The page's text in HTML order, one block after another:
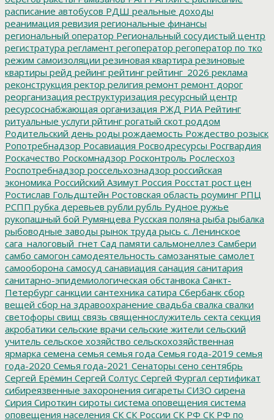
расписание автобусов РДШ реальные доходы
реанимация ревизия региональные финансы
региональный оператор Региональный сосудистый центр
регистратура регламент регоператор регоператор по тко
режим самоизоляции резиновая квартира резиновые
квартиры рейд рейинг рейтинг рейтинг_2026 реклама
реконструкция ректор религия ремонт ремонт дорог
реорганизация реструктуризация ресурсный центр
ресурсоснабжающая организация РЖД РИА Рейтинг
ритуальные услуги рйтинг рогатый скот роддом
Родительский день роды рождаемость Рождество розыск
Ропотребнадзор Росавиация Росводресурсы Росгвардия
Роскачество Роскомнадзор Росконтроль Рослесхоз
Роспотребнадзор россельхознадзор российская
экономика Российский Азимут Россия Росстат рост цен
Ростислав Гольдштейн Ростовская область роуминг РПЦ
РСПП рубка деревьев рубли рубль Рудное ружье
рукопашный бой Румянцева Русская поляна рыба рыбалка
рыбоводные заводы рынок труда рысь с. Ленинское
сага_налоговый_гнет Сад памяти сальмонеллез Самбери
самбо самогон самодеятельность самозанятые самолет
самооборона самосуд санавиация санация санитария
санитарно-эпидемиологическая обстанвока Санкт-
Петербург санкции сантехника сатира Сбербанк сбор
вещей сбор на здравоохранение свадьба свалка свалки
светофоры свищ связь священнослужитель секта секция
акробатики сельские врачи сельские жители сельский
учитель сельское хозяйство сельскохозяйственная
ярмарка семена семья семья года Семья года-2019 семья
года-2020 Семья года-2021 Сенаторы сено сентябрь
Сергей Ерёмин Сергей Солтус Сергей Фургал сертификат
сибиреязвенные захоронения сигареты СИЗО сирена
Сирия Сироткин сироты система оповещения система
оповещения населения СК СК России СК РФ СК РФ по